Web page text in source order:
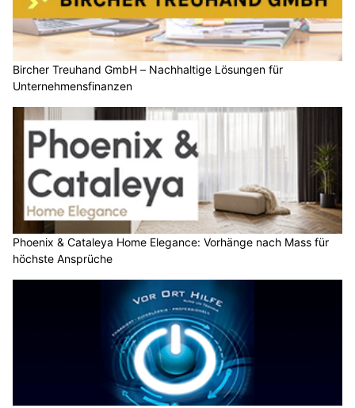
Bircher Treuhand GmbH – Nachhaltige Lösungen für
Unternehmensfinanzen
Phoenix & Cataleya Home Elegance: Vorhänge nach Mass für
höchste Ansprüche